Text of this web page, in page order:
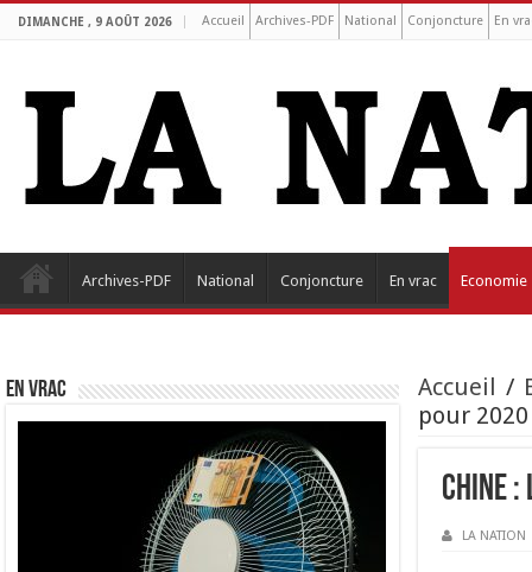
DIMANCHE , 9 AOÛT 2026 Accueil Archives-PDF National Conjoncture En
Archives-PDF National Conjoncture En vrac Economie
Accueil /
pour 2020
Chine
LA NATION
EN VRAC